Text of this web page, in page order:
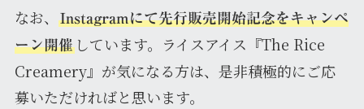
なお、
Instagramにて先行販売開始記念をキャンペ
ーン開催しています。ライスアイス『The Rice
Creamery』が気になる方は、是非積極的にご応
募いただければと思います。